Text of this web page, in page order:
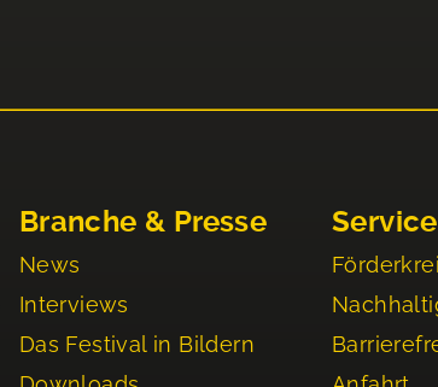
Branche & Presse
News
Interviews
Das Festival in Bildern
Service